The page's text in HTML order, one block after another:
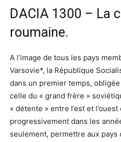
DACIA 1300 – La
roumaine.
A l’image de tous les pays
Varsovie*, la République
dans un premier temps,
celle du « grand frère »
« détente » entre l’est et
progressivement dans les
seulement, permettre aux pays